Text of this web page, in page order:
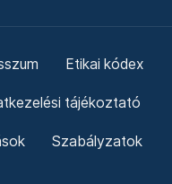
Etikai kódex
tájékoztató
Szabályzatok